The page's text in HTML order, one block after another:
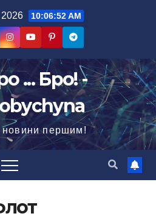
10:06:54 AM
... Бро! -
новини першим!